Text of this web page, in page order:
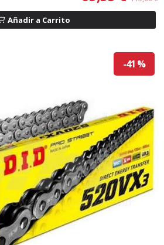
Añadir a Carrito
-41 %